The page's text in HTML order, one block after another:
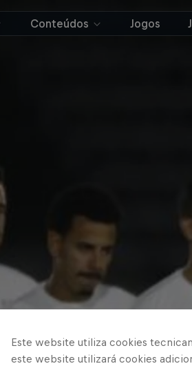
Conteúdos Jogos
Este website utiliza cookies
este website utilizará cookies